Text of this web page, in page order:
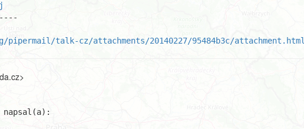
talk-cz/attachments/20140227/95484b3c/attachment.html